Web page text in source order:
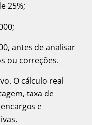
25%;
antes de analisar
ou correções.
O cálculo real
taxa de
e